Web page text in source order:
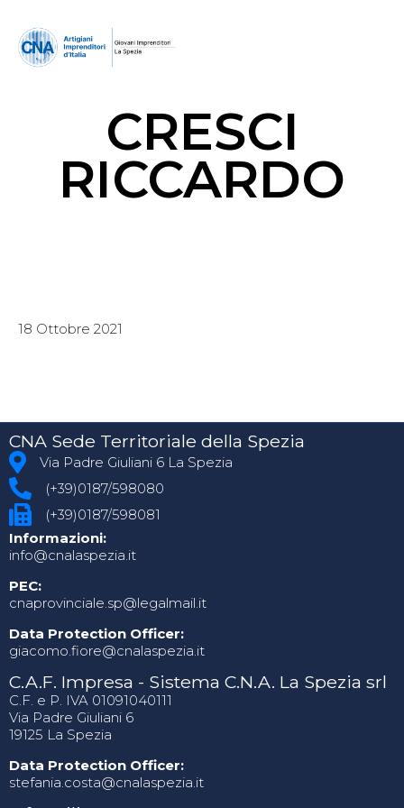
CRESCI
RICCARDO
18 Ottobre 2021
CNA Sede Territoriale della Spezia
Via Padre Giuliani 6 La Spezia
(+39)0187/598080
(+39)0187/598081
Informazioni:
info@cnalaspezia.it
PEC:
cnaprovinciale.sp@legalmail.it
Data Protection Officer:
giacomo.fiore@cnalaspezia.it
C.A.F. Impresa - Sistema C.N.A. La Spezia srl
C.F. e P. IVA 01091040111
Via Padre Giuliani 6
19125 La Spezia
Data Protection Officer:
stefania.costa@cnalaspezia.it